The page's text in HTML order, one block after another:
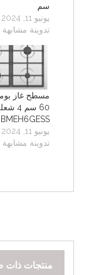
سم
يونيو 11, 2024
تدوينة مشابهة
مسطح غاز
60 سم 4
BMEH6GESS
يونيو 11, 2024
تدوينة مشابهة
منتجات ذات